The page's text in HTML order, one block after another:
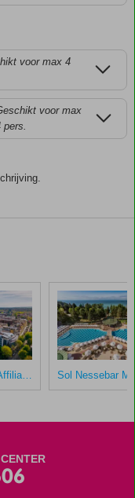
voor max 4
voor max
pers.